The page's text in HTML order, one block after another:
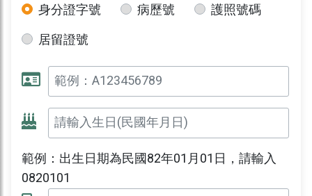
身分證字號 病歷號
護照號碼
居留證號
範例：出生日期為民國82年01月01日，請輸入
0820101